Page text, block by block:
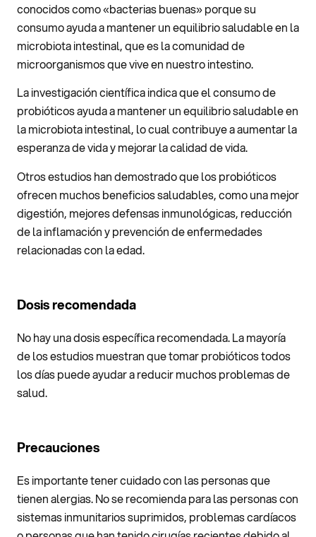
conocidos como «bacterias buenas» porque su
consumo ayuda a mantener un equilibrio saludable en la
microbiota intestinal, que es la comunidad de
microorganismos que vive en nuestro intestino.
La investigación científica indica que el consumo de
probióticos ayuda a mantener un equilibrio saludable en
la microbiota intestinal, lo cual contribuye a aumentar la
esperanza de vida y mejorar la calidad de vida.
Otros estudios han demostrado que los probióticos
ofrecen muchos beneficios saludables, como una mejor
digestión, mejores defensas inmunológicas, reducción
de la inflamación y prevención de enfermedades
relacionadas con la edad.
Dosis recomendada
No hay una dosis específica recomendada. La mayoría
de los estudios muestran que tomar probióticos todos
los días puede ayudar a reducir muchos problemas de
salud.
Precauciones
Es importante tener cuidado con las personas que
tienen alergias. No se recomienda para las personas con
sistemas inmunitarios suprimidos, problemas cardíacos